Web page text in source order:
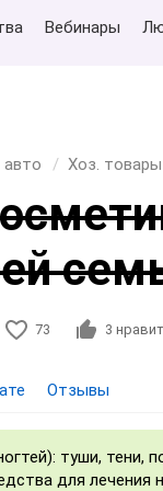
Вебинары
Хоз.
73 3
Отзывы
туши, тени,
для лечения